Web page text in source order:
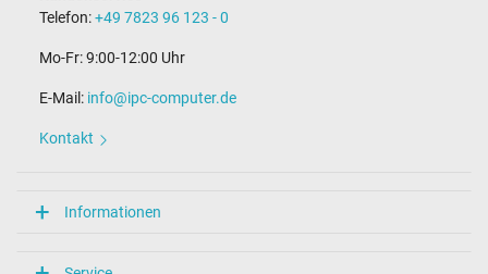
Telefon:+49 7823 96 123 - 0
Mo-Fr: 9:00-12:00 Uhr
E-Mail: info@ipc-computer.de
Kontakt
Informationen